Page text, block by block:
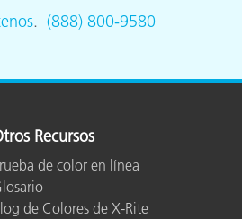
. (888) 800-9580
Recursos
de color en línea
de Colores de X-Rite